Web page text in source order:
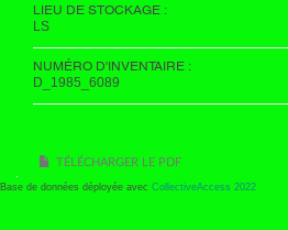
LIEU DE STOCKAGE :
LS
NUMÉRO D'INVENTAIRE :
D_1985_6089
TÉLÉCHARGER LE PDF
Base de données déployée avec CollectiveAccess 2022